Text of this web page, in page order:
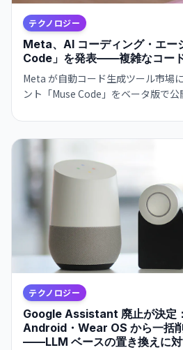
テクノロジー
Meta、AI コーディング・エー
Code」を発表——複雑なコー
Meta が自動コード生成ツール市場
ント「Muse Code」をベータ版で
現。Meta Superintelligence Labs
格化。
テクノロジー
Google Assistant 廃止が決定
Android・Wear OS から一括
——LLM ベースの置き換えに